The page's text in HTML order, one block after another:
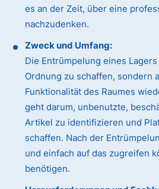
es an der Zeit, über eine
nachzudenken.
Zweck und Umfang:
Die Entrümpelung eines
Ordnung zu schaffen, sondern
Funktionalität des Raumes
geht darum, unbenutzte,
Artikel zu identifizieren und
schaffen. Nach der
und einfach auf das zugreifen
benötigen.